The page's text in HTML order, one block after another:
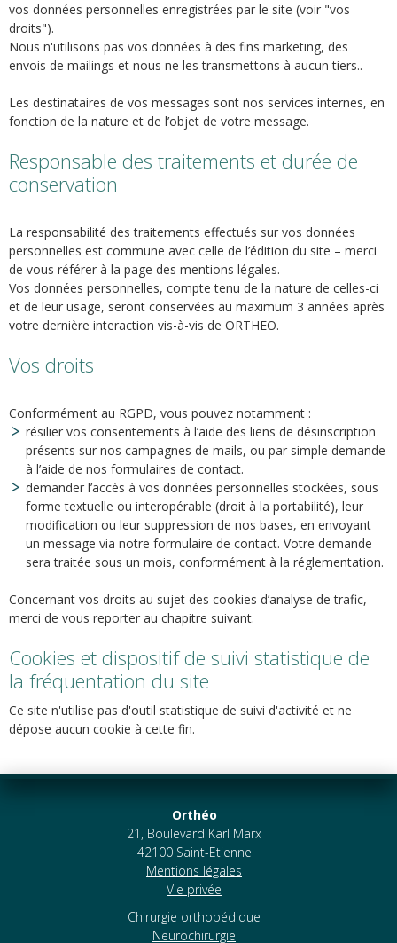
vos données personnelles enregistrées par le site (voir "vos
droits").
Nous n'utilisons pas vos données à des fins marketing, des
envois de mailings et nous ne les transmettons à aucun tiers..
Les destinataires de vos messages sont nos services internes, en
fonction de la nature et de l’objet de votre message.
Responsable des traitements et durée de
conservation
La responsabilité des traitements effectués sur vos données
personnelles est commune avec celle de l’édition du site – merci
de vous référer à la page des mentions légales.
Vos données personnelles, compte tenu de la nature de celles-ci
et de leur usage, seront conservées au maximum 3 années après
votre dernière interaction vis-à-vis de ORTHEO.
Vos droits
Conformément au RGPD, vous pouvez notamment :
résilier vos consentements à l’aide des liens de désinscription
présents sur nos campagnes de mails, ou par simple demande
à l’aide de nos formulaires de contact.
demander l’accès à vos données personnelles stockées, sous
forme textuelle ou interopérable (droit à la portabilité), leur
modification ou leur suppression de nos bases, en envoyant
un message via notre formulaire de contact. Votre demande
sera traitée sous un mois, conformément à la réglementation.
Concernant vos droits au sujet des cookies d’analyse de trafic,
merci de vous reporter au chapitre suivant.
Cookies et dispositif de suivi statistique de
la fréquentation du site
Ce site n'utilise pas d'outil statistique de suivi d'activité et ne
dépose aucun cookie à cette fin.
Orthéo
21, Boulevard Karl Marx
42100 Saint-Etienne
Mentions légales
Vie privée
Chirurgie orthopédique
Neurochirurgie